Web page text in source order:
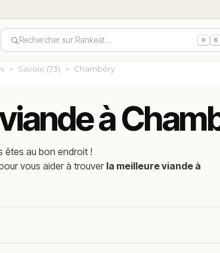
Rechercher sur Rankeat… ⌘ K
Savoie (73) Chambéry
à
êtes au bon endroit !
vous aider à trouver la meilleure viande à